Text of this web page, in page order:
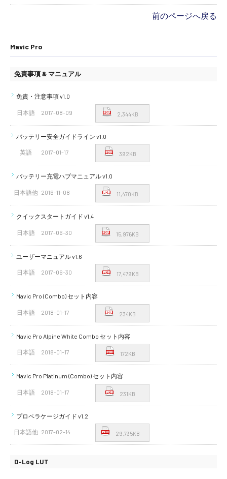
前のページへ戻る
Mavic Pro
免責事項 & マニュアル
免責・注意事項 v1.0
日本語 2017-08-09 2,344KB
バッテリー安全ガイドライン v1.0
英語 2017-01-17 392KB
バッテリー充電ハブマニュアル v1.0
日本語他 2016-11-08 11,470KB
クイックスタートガイド v1.4
日本語 2017-06-30 15,976KB
ユーザーマニュアル v1.6
日本語 2017-06-30 17,479KB
Mavic Pro (Combo) セット内容
日本語 2018-01-17 234KB
Mavic Pro Alpine White Combo セット内容
日本語 2018-01-17 172KB
Mavic Pro Platinum (Combo) セット内容
日本語 2018-01-17 231KB
プロペラケージガイド v1.2
日本語他 2017-02-14 29,735KB
D-Log LUT